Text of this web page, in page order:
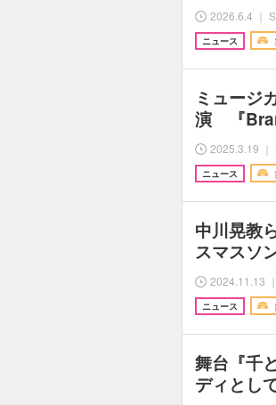
2026.6.4 ｜
ニュース
ミュージ
演 『
2025.3.19 ｜
ニュース
中川晃教
スマスソ
2024.11.13
ニュース
舞台『千
ディとし